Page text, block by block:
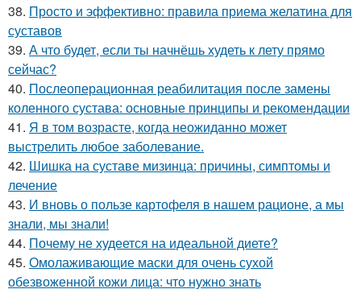
38. Просто и эффективно: правила приема желатина для
суставов
39. А что будет, если ты начнёшь худеть к лету прямо
сейчас?
40. Послеоперационная реабилитация после замены
коленного сустава: основные принципы и рекомендации
41. Я в том возрасте, когда неожиданно может
выстрелить любое заболевание.
42. Шишка на суставе мизинца: причины, симптомы и
лечение
43. И вновь о пользе картофеля в нашем рационе, а мы
знали, мы знали!
44. Почему не худеется на идеальной диете?
45. Омолаживающие маски для очень сухой
обезвоженной кожи лица: что нужно знать